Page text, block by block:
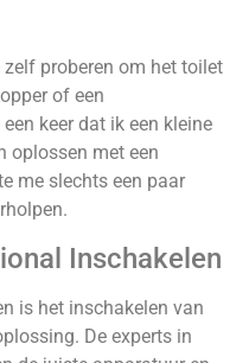
proberen om het toilet
of een
keer dat ik een kleine
oplossen met een
me slechts een paar
Inschakelen
is het inschakelen van
De experts in